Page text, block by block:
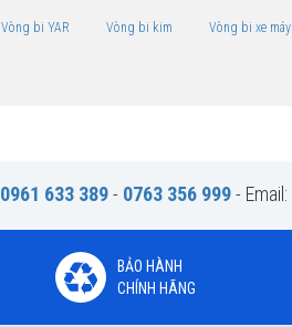
Vòng bi YAR Vòng bi kim Vòng bi xe máy
0961 633 389- 0763 356 999- Email:
BẢO HÀNH
CHÍNH HÃNG